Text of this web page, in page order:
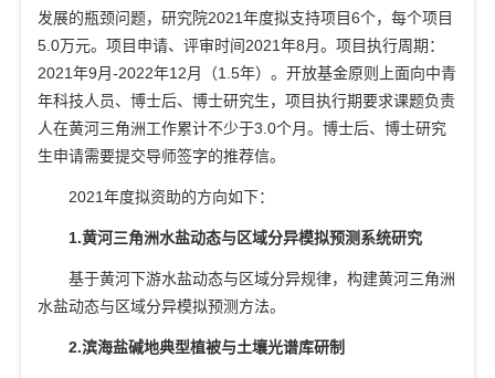
发展的瓶颈问题，研究院2021年度拟支持项目6个，每个项目
5.0万元。项目申请、评审时间2021年8月。项目执行周期：
2021年9月-2022年12月（1.5年）。开放基金原则上面向中青
年科技人员、博士后、博士研究生，项目执行期要求课题负责
人在黄河三角洲工作累计不少于3.0个月。博士后、博士研究
生申请需要提交导师签字的推荐信。
2021年度拟资助的方向如下：
1.黄河三角洲水盐动态与区域分异模拟预测系统研究
基于黄河下游水盐动态与区域分异规律，构建黄河三角洲
水盐动态与区域分异模拟预测方法。
2.滨海盐碱地典型植被与土壤光谱库研制